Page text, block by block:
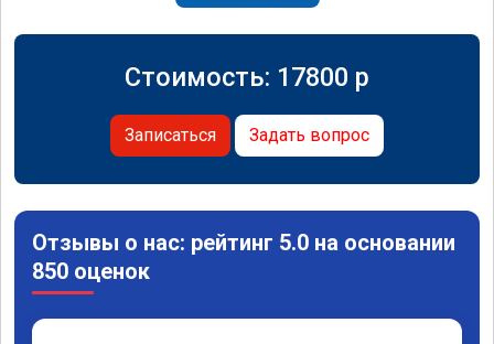
Стоимость: 17800 p
Записаться Задать вопрос
Отзывы о нас: рейтинг 5.0 на основании
850 оценок